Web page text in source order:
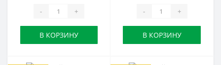
- +
В КОРЗИНУ
- +
В КОРЗИНУ